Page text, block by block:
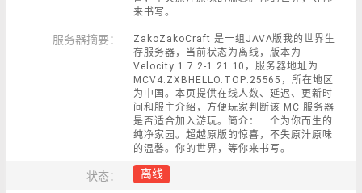
来书写。
服务器摘要：
ZakoZakoCraft 是一组JAVA版我的世界生
存服务器，当前状态为离线，版本为
Velocity 1.7.2-1.21.10，服务器地址为
MCV4.ZXBHELLO.TOP:25565，所在地区
为中国。本页提供在线人数、延迟、更新时
间和服主介绍，方便玩家判断该 MC 服务器
是否适合加入游玩。简介：一个为你而生的
纯净家园。超越原版的惊喜，不失原汁原味
的温馨。你的世界，等你来书写。
状态： 离线